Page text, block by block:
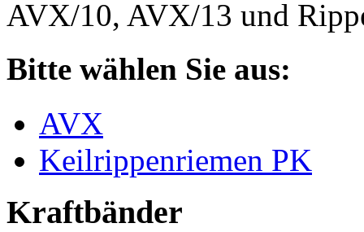
AVX/10, AVX/13 und
Bitte wählen Sie aus:
AVX
Keilrippenriemen PK
Kraftbänder